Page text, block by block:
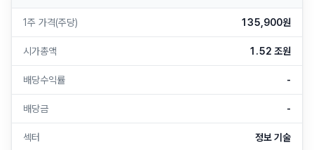
1주 가격(주당) 135,900원
시가총액 1.52 조원
배당수익률 -
배당금 -
섹터 정보 기술